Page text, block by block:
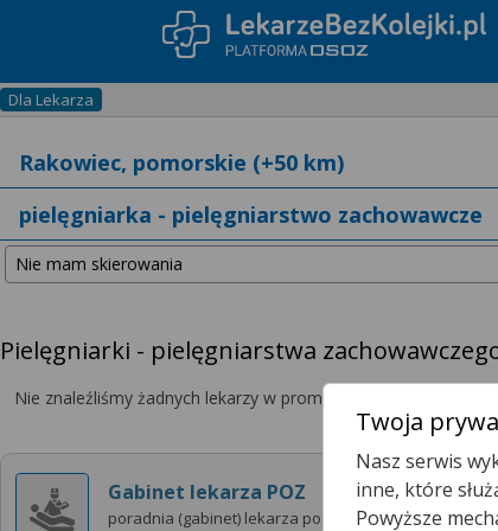
Dla Lekarza
Pielęgniarki - pielęgniarstwa
Nie znaleźliśmy żadnych lekarzy w promieniu
Gabinet lekarza POZ
poradnia (gabinet) lekarza poz
Twoja
Nasz serwis
inne, które
Powyższe